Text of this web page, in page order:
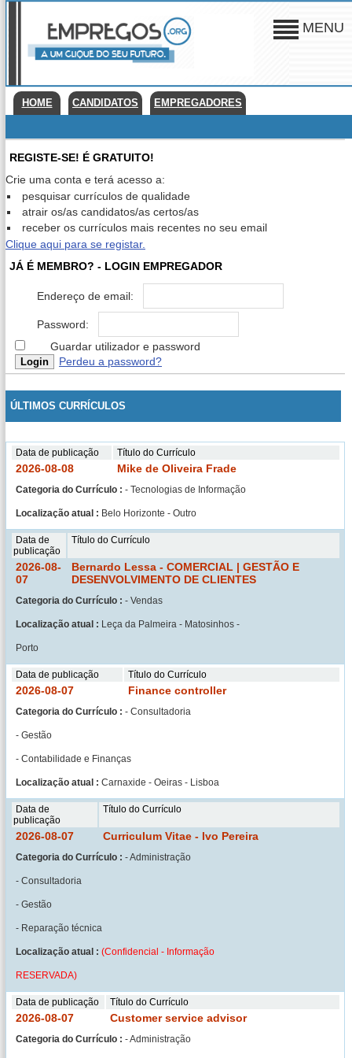
MENU
HOME CANDIDATOS EMPREGADORES
REGISTE-SE! É GRATUITO!
Crie uma conta e terá acesso a:
pesquisar currículos de qualidade
atrair os/as candidatos/as certos/as
receber os currículos mais recentes no seu email
Clique aqui para se registar.
JÁ É MEMBRO? - LOGIN EMPREGADOR
Endereço de email:
Password:
Guardar utilizador e password
Perdeu a password?
ÚLTIMOS CURRÍCULOS
Data de publicação Título do Currículo
2026-08-08 Mike de Oliveira Frade
Categoria do Currículo : - Tecnologias de Informação
Localização atual : Belo Horizonte - Outro
Data de
publicação
Título do Currículo
2026-08-
07
Bernardo Lessa - COMERCIAL | GESTÃO E
DESENVOLVIMENTO DE CLIENTES
Categoria do Currículo : - Vendas
Localização atual : Leça da Palmeira - Matosinhos -
Porto
Data de publicação Título do Currículo
2026-08-07 Finance controller
Categoria do Currículo : - Consultadoria
- Gestão
- Contabilidade e Finanças
Localização atual : Carnaxide - Oeiras - Lisboa
Data de
publicação
Título do Currículo
2026-08-07 Curriculum Vitae - Ivo Pereira
Categoria do Currículo : - Administração
- Consultadoria
- Gestão
- Reparação técnica
Localização atual : (Confidencial - Informação
RESERVADA)
Data de publicação Título do Currículo
2026-08-07 Customer service advisor
Categoria do Currículo : - Administração